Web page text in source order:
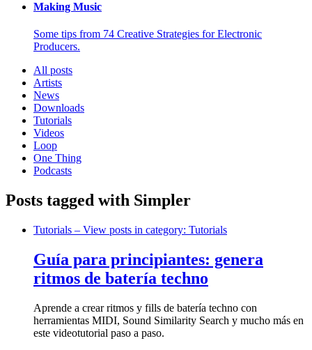
Making Music
Some tips from 74 Creative Strategies for Electronic
Producers.
All posts
Artists
News
Downloads
Tutorials
Videos
Loop
One Thing
Podcasts
Posts tagged with Simpler
Tutorials – View posts in category: Tutorials
Guía para principiantes: genera
ritmos de batería techno
Aprende a crear ritmos y fills de batería techno con
herramientas MIDI, Sound Similarity Search y mucho más en
este videotutorial paso a paso.